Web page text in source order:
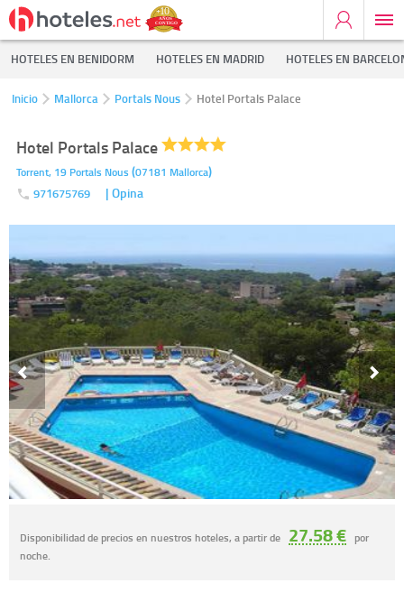
HOTELES EN BENIDORM HOTELES EN MADRID HOTELES EN
Inicio Mallorca Portals Nous Hotel Portals Palace
Hotel Portals Palace
Torrent, 19 Portals Nous (07181 Mallorca)
971675769 | Opina
Disponibilidad de precios en nuestros hoteles, a partir de 27.58 € por
noche.